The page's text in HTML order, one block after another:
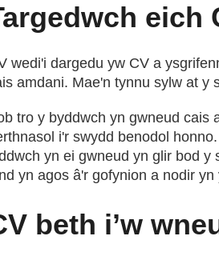
eich
wedi'i dargedu yw CV a
amdani. Mae'n tynnu sylw at y
tro y byddwch yn gwneud cais
i'r swydd benodol
yn ei gwneud yn glir bod y
yn agos â'r gofynion a nodir yn
beth i’w